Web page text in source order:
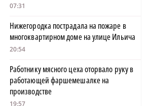
07:31
Нижегородка пострадала на пожаре в
многоквартирном доме на улице Ильича
20:54
Работнику мясного цеха оторвало руку в
работающей фаршемешалке на
производстве
19:57